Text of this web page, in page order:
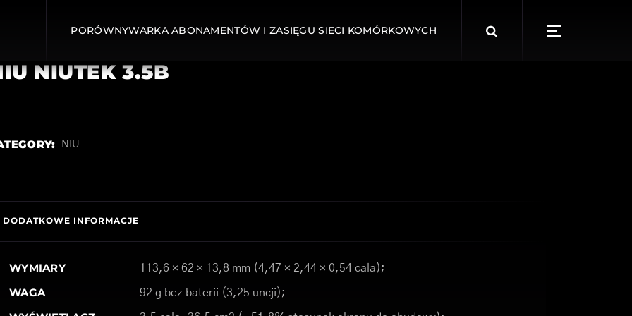
PORÓWNYWARKA ABONAMENTÓW I ZASIĘGU SIECI KOMÓRKOWYCH
for:
NIUTEK 3.5B
NIU
DODATKOWE INFORMACJE
WYMIARY 113,6 × 62 × 13,8 mm (4,47 × 2,44 × 0,54 cala);
WAGA 92 g bez baterii (3,25 uncji);